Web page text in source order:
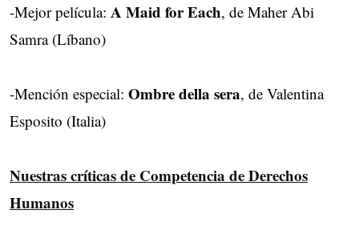
-Mejor película: A Maid for Each, de Maher Abi
Samra (Líbano)
-Mención especial: Ombre della sera, de Valentina
Esposito (Italia)
Nuestras críticas de Competencia de Derechos
Humanos